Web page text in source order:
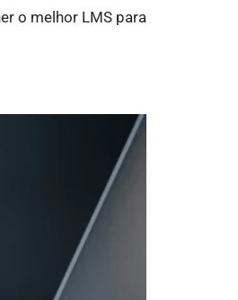
o melhor LMS para